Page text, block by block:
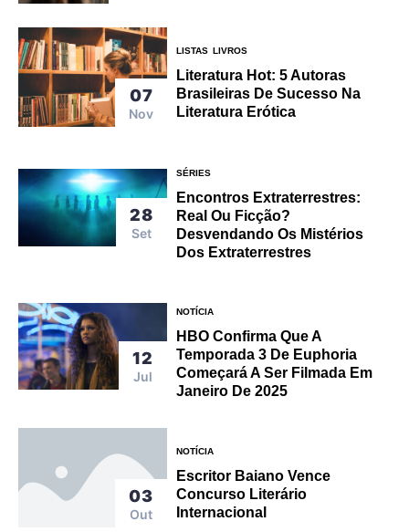
07
Nov
LISTAS LIVROS
Literatura Hot: 5 Autoras
Brasileiras De Sucesso Na
Literatura Erótica
28
Set
SÉRIES
Encontros Extraterrestres:
Real Ou Ficção?
Desvendando Os Mistérios
Dos Extraterrestres
12
Jul
NOTÍCIA
HBO Confirma Que A
Temporada 3 De Euphoria
Começará A Ser Filmada Em
Janeiro De 2025
03
Out
NOTÍCIA
Escritor Baiano Vence
Concurso Literário
Internacional